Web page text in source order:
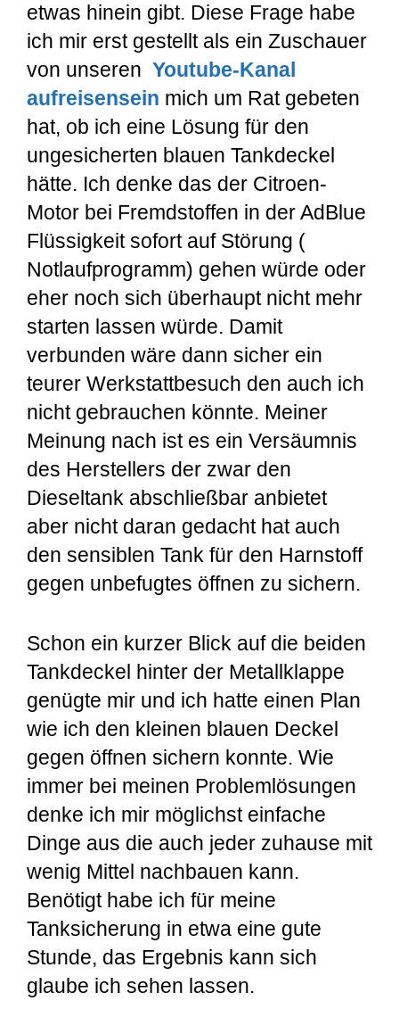
etwas hinein gibt. Diese Frage habe
ich mir erst gestellt als ein Zuschauer
von unseren Youtube-Kanal
aufreisensein mich um Rat gebeten
hat, ob ich eine Lösung für den
ungesicherten blauen Tankdeckel
hätte. Ich denke das der Citroen-
Motor bei Fremdstoffen in der AdBlue
Flüssigkeit sofort auf Störung (
Notlaufprogramm) gehen würde oder
eher noch sich überhaupt nicht mehr
starten lassen würde. Damit
verbunden wäre dann sicher ein
teurer Werkstattbesuch den auch ich
nicht gebrauchen könnte. Meiner
Meinung nach ist es ein Versäumnis
des Herstellers der zwar den
Dieseltank abschließbar anbietet
aber nicht daran gedacht hat auch
den sensiblen Tank für den Harnstoff
gegen unbefugtes öffnen zu sichern.
Schon ein kurzer Blick auf die beiden
Tankdeckel hinter der Metallklappe
genügte mir und ich hatte einen Plan
wie ich den kleinen blauen Deckel
gegen öffnen sichern konnte. Wie
immer bei meinen Problemlösungen
denke ich mir möglichst einfache
Dinge aus die auch jeder zuhause mit
wenig Mittel nachbauen kann.
Benötigt habe ich für meine
Tanksicherung in etwa eine gute
Stunde, das Ergebnis kann sich
glaube ich sehen lassen.